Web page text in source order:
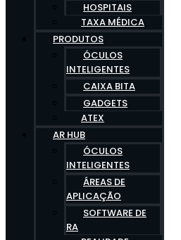
HOSPITAIS
TAXA MÉDICA
PRODUTOS
ÓCULOS
INTELIGENTES
CAIXA BITA
GADGETS
ATEX
AR HUB
ÓCULOS
INTELIGENTES
ÁREAS DE
APLICAÇÃO
SOFTWARE DE
RA